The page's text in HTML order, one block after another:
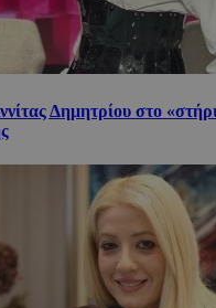
Δημητρίου στο